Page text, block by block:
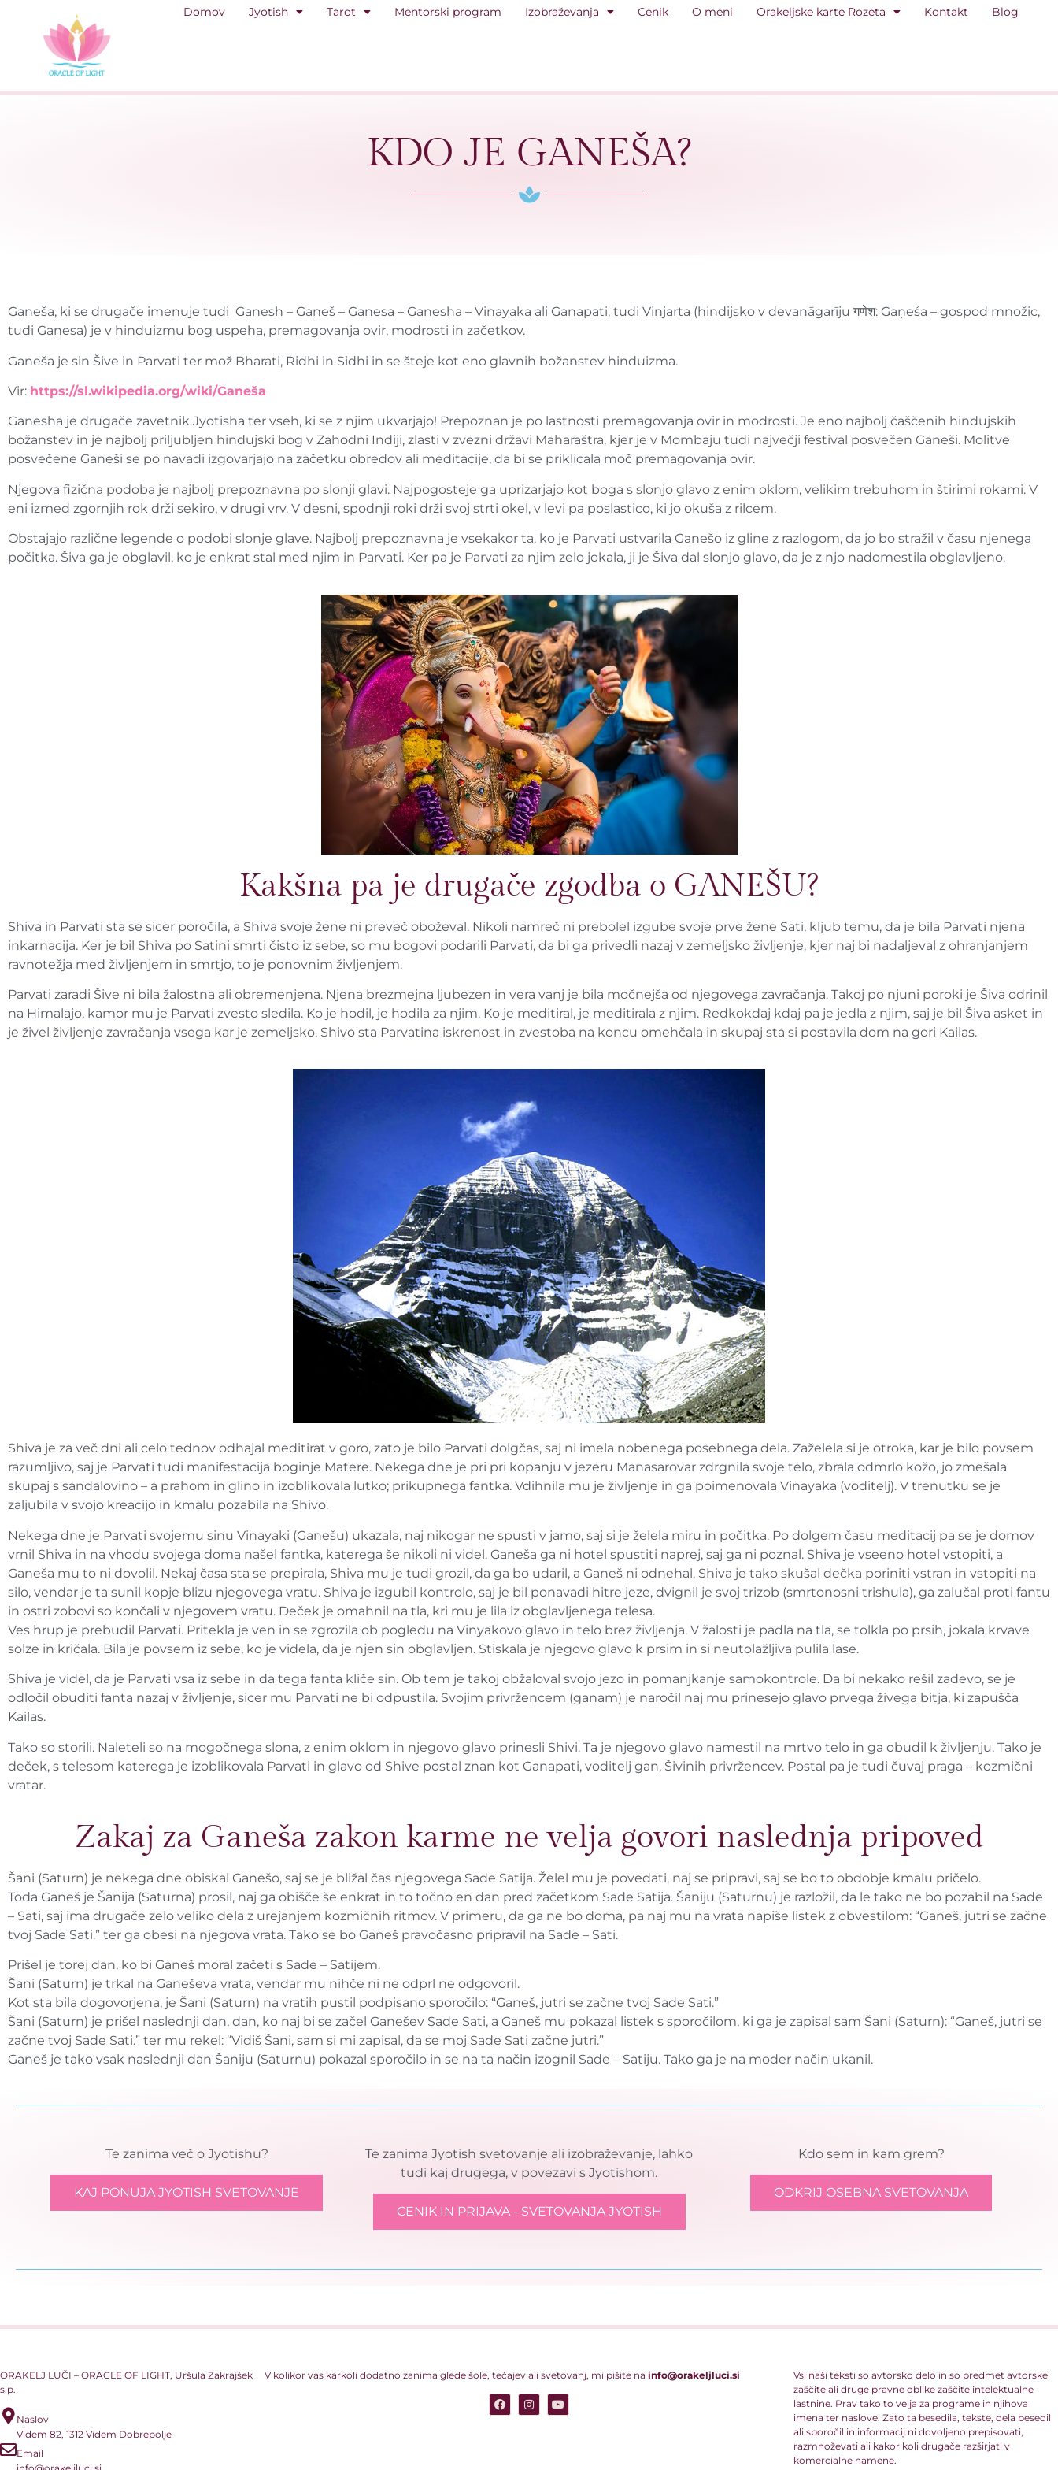
Domov Jyotish Tarot Mentorski program Izobraževanja Cenik O meni Orakeljske karte Rozeta Kontakt Blog
KDO JE GANEŠA?
Ganeša, ki se drugače imenuje tudi Ganesh – Ganeš – Ganesa – Ganesha – Vinayaka ali Ganapati, tudi Vinjarta (hindijsko v devanāgarīju गणेश: Gaṇeśa – gospod množic,
tudi Ganesa) je v hinduizmu bog uspeha, premagovanja ovir, modrosti in začetkov.
Ganeša je sin Šive in Parvati ter mož Bharati, Ridhi in Sidhi in se šteje kot eno glavnih božanstev hinduizma.
Vir: https://sl.wikipedia.org/wiki/Ganeša
Ganesha je drugače zavetnik Jyotisha ter vseh, ki se z njim ukvarjajo! Prepoznan je po lastnosti premagovanja ovir in modrosti. Je eno najbolj čaščenih hindujskih
božanstev in je najbolj priljubljen hindujski bog v Zahodni Indiji, zlasti v zvezni državi Maharaštra, kjer je v Mombaju tudi največji festival posvečen Ganeši. Molitve
posvečene Ganeši se po navadi izgovarjajo na začetku obredov ali meditacije, da bi se priklicala moč premagovanja ovir.
Njegova fizična podoba je najbolj prepoznavna po slonji glavi. Najpogosteje ga uprizarjajo kot boga s slonjo glavo z enim oklom, velikim trebuhom in štirimi rokami. V
eni izmed zgornjih rok drži sekiro, v drugi vrv. V desni, spodnji roki drži svoj strti okel, v levi pa poslastico, ki jo okuša z rilcem.
Obstajajo različne legende o podobi slonje glave. Najbolj prepoznavna je vsekakor ta, ko je Parvati ustvarila Ganešo iz gline z razlogom, da jo bo stražil v času njenega
počitka. Šiva ga je obglavil, ko je enkrat stal med njim in Parvati. Ker pa je Parvati za njim zelo jokala, ji je Šiva dal slonjo glavo, da je z njo nadomestila obglavljeno.
Kakšna pa je drugače zgodba o GANEŠU?
Shiva in Parvati sta se sicer poročila, a Shiva svoje žene ni preveč oboževal. Nikoli namreč ni prebolel izgube svoje prve žene Sati, kljub temu, da je bila Parvati njena
inkarnacija. Ker je bil Shiva po Satini smrti čisto iz sebe, so mu bogovi podarili Parvati, da bi ga privedli nazaj v zemeljsko življenje, kjer naj bi nadaljeval z ohranjanjem
ravnotežja med življenjem in smrtjo, to je ponovnim življenjem.
Parvati zaradi Šive ni bila žalostna ali obremenjena. Njena brezmejna ljubezen in vera vanj je bila močnejša od njegovega zavračanja. Takoj po njuni poroki je Šiva odrinil
na Himalajo, kamor mu je Parvati zvesto sledila. Ko je hodil, je hodila za njim. Ko je meditiral, je meditirala z njim. Redkokdaj kdaj pa je jedla z njim, saj je bil Šiva asket in
je živel življenje zavračanja vsega kar je zemeljsko. Shivo sta Parvatina iskrenost in zvestoba na koncu omehčala in skupaj sta si postavila dom na gori Kailas.
Shiva je za več dni ali celo tednov odhajal meditirat v goro, zato je bilo Parvati dolgčas, saj ni imela nobenega posebnega dela. Zaželela si je otroka, kar je bilo povsem
razumljivo, saj je Parvati tudi manifestacija boginje Matere. Nekega dne je pri pri kopanju v jezeru Manasarovar zdrgnila svoje telo, zbrala odmrlo kožo, jo zmešala
skupaj s sandalovino – a prahom in glino in izoblikovala lutko; prikupnega fantka. Vdihnila mu je življenje in ga poimenovala Vinayaka (voditelj). V trenutku se je
zaljubila v svojo kreacijo in kmalu pozabila na Shivo.
Nekega dne je Parvati svojemu sinu Vinayaki (Ganešu) ukazala, naj nikogar ne spusti v jamo, saj si je želela miru in počitka. Po dolgem času meditacij pa se je domov
vrnil Shiva in na vhodu svojega doma našel fantka, katerega še nikoli ni videl. Ganeša ga ni hotel spustiti naprej, saj ga ni poznal. Shiva je vseeno hotel vstopiti, a
Ganeša mu to ni dovolil. Nekaj časa sta se prepirala, Shiva mu je tudi grozil, da ga bo udaril, a Ganeš ni odnehal. Shiva je tako skušal dečka poriniti vstran in vstopiti na
silo, vendar je ta sunil kopje blizu njegovega vratu. Shiva je izgubil kontrolo, saj je bil ponavadi hitre jeze, dvignil je svoj trizob (smrtonosni trishula), ga zalučal proti fantu
in ostri zobovi so končali v njegovem vratu. Deček je omahnil na tla, kri mu je lila iz obglavljenega telesa.
Ves hrup je prebudil Parvati. Pritekla je ven in se zgrozila ob pogledu na Vinyakovo glavo in telo brez življenja. V žalosti je padla na tla, se tolkla po prsih, jokala krvave
solze in kričala. Bila je povsem iz sebe, ko je videla, da je njen sin obglavljen. Stiskala je njegovo glavo k prsim in si neutolažljiva pulila lase.
Shiva je videl, da je Parvati vsa iz sebe in da tega fanta kliče sin. Ob tem je takoj obžaloval svojo jezo in pomanjkanje samokontrole. Da bi nekako rešil zadevo, se je
odločil obuditi fanta nazaj v življenje, sicer mu Parvati ne bi odpustila. Svojim privržencem (ganam) je naročil naj mu prinesejo glavo prvega živega bitja, ki zapušča
Kailas.
Tako so storili. Naleteli so na mogočnega slona, z enim oklom in njegovo glavo prinesli Shivi. Ta je njegovo glavo namestil na mrtvo telo in ga obudil k življenju. Tako je
deček, s telesom katerega je izoblikovala Parvati in glavo od Shive postal znan kot Ganapati, voditelj gan, Šivinih privržencev. Postal pa je tudi čuvaj praga – kozmični
vratar.
Zakaj za Ganeša zakon karme ne velja govori naslednja pripoved
Šani (Saturn) je nekega dne obiskal Ganešo, saj se je bližal čas njegovega Sade Satija. Želel mu je povedati, naj se pripravi, saj se bo to obdobje kmalu pričelo.
Toda Ganeš je Šanija (Saturna) prosil, naj ga obišče še enkrat in to točno en dan pred začetkom Sade Satija. Šaniju (Saturnu) je razložil, da le tako ne bo pozabil na Sade
– Sati, saj ima drugače zelo veliko dela z urejanjem kozmičnih ritmov. V primeru, da ga ne bo doma, pa naj mu na vrata napiše listek z obvestilom: “Ganeš, jutri se začne
tvoj Sade Sati.” ter ga obesi na njegova vrata. Tako se bo Ganeš pravočasno pripravil na Sade – Sati.
Prišel je torej dan, ko bi Ganeš moral začeti s Sade – Satijem.
Šani (Saturn) je trkal na Ganeševa vrata, vendar mu nihče ni ne odprl ne odgovoril.
Kot sta bila dogovorjena, je Šani (Saturn) na vratih pustil podpisano sporočilo: “Ganeš, jutri se začne tvoj Sade Sati.”
Šani (Saturn) je prišel naslednji dan, dan, ko naj bi se začel Ganešev Sade Sati, a Ganeš mu pokazal listek s sporočilom, ki ga je zapisal sam Šani (Saturn): “Ganeš, jutri se
začne tvoj Sade Sati.” ter mu rekel: “Vidiš Šani, sam si mi zapisal, da se moj Sade Sati začne jutri.”
Ganeš je tako vsak naslednji dan Šaniju (Saturnu) pokazal sporočilo in se na ta način izognil Sade – Satiju. Tako ga je na moder način ukanil.
Te zanima več o Jyotishu?
KAJ PONUJA JYOTISH SVETOVANJE
Te zanima Jyotish svetovanje ali izobraževanje, lahko
tudi kaj drugega, v povezavi s Jyotishom.
CENIK IN PRIJAVA - SVETOVANJA JYOTISH
Kdo sem in kam grem?
ODKRIJ OSEBNA SVETOVANJA
ORAKELJ LUČI – ORACLE OF LIGHT, Uršula Zakrajšek
s.p.
Naslov
Videm 82, 1312 Videm Dobrepolje
Email
V kolikor vas karkoli dodatno zanima glede šole, tečajev ali svetovanj, mi pišite na info@orakeljluci.si
Vsi naši teksti so avtorsko delo in so predmet avtorske
zaščite ali druge pravne oblike zaščite intelektualne
lastnine. Prav tako to velja za programe in njihova
imena ter naslove. Zato ta besedila, tekste, dela besedil
ali sporočil in informacij ni dovoljeno prepisovati,
razmnoževati ali kakor koli drugače razširjati v
komercialne namene.